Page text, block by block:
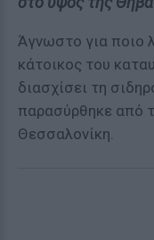
Άγνωστο για ποιο
κάτοικος του
διασχίσει τη
παρασύρθηκε από
Θεσσαλονίκη.